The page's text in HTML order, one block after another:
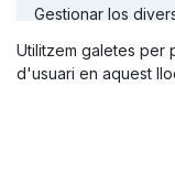
Gestionar los
contraseñas y
Protección
Gestionar las
utilizadas por
Utilitzem galetes per
d'usuari en aquest